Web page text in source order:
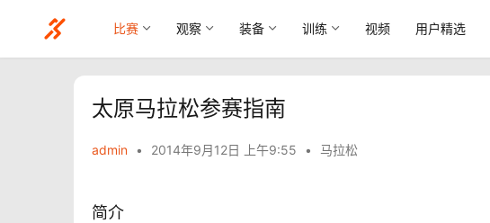
比赛 观察 装备 训练 视频 用户精选
太原马拉松参赛指南
admin • 2014年9月12日 上午9:55 • 马拉松
简介